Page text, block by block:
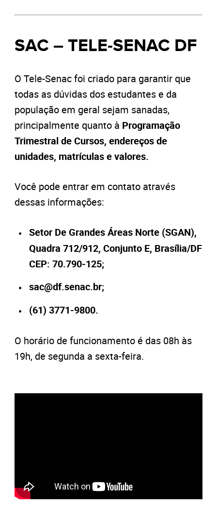
SAC – TELE-SENAC DF
O Tele-Senac foi criado para garantir que
todas as dúvidas dos estudantes e da
população em geral sejam sanadas,
principalmente quanto à Programação
Trimestral de Cursos, endereços de
unidades, matrículas e valores.
Você pode entrar em contato através
dessas informações:
Setor De Grandes Áreas Norte (SGAN),
Quadra 712/912, Conjunto E, Brasília/DF
CEP: 70.790-125;
sac@df.senac.br;
(61) 3771-9800.
O horário de funcionamento é das 08h às
19h, de segunda a sexta-feira.